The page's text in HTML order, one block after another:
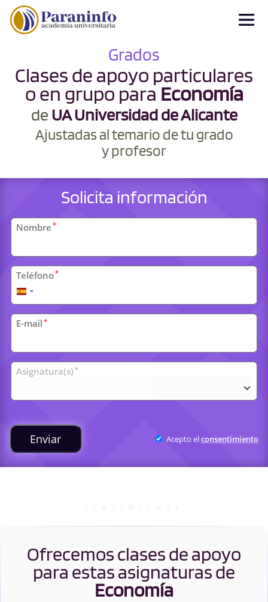
Grados
Clases de apoyo particulares
o en grupo para Economía
de UA Universidad de Alicante
Ajustadas al temario de tu grado
y profesor
Solicita información
Datos
personales
Nombre *
Teléfono*
España
+34
E-mail *
Clases
universitarias
Asignatura(s) *
Enviar Acepto elconsentimiento
Ofrecemos clases de apoyo
para estas asignaturas de
Economía